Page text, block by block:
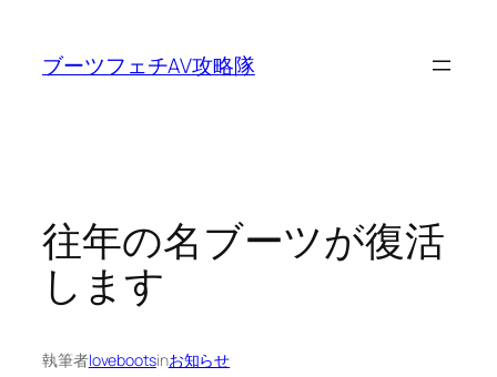
ブーツフェチAV攻略隊
往年の名ブーツが復活
します
執筆者lovebootsinお知らせ